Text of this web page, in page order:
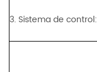
3. Sistema de control: